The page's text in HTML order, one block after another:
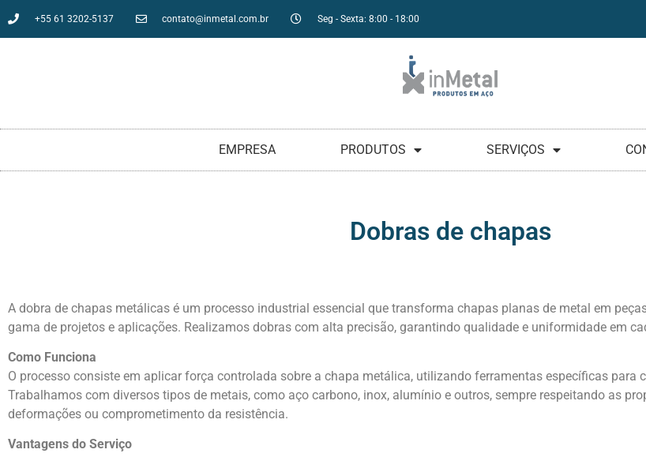
+55 61 3202-5137 contato@inmetal.com.br Seg - Sexta: 8:00 - 18:00
EMPRESA PRODUTOS SERVIÇOS
Dobras de chapas
A dobra de chapas metálicas é um processo industrial essencial que transforma chapas planas de metal em
gama de projetos e aplicações. Realizamos dobras com alta precisão, garantindo qualidade e uniformidade em
Como Funciona
O processo consiste em aplicar força controlada sobre a chapa metálica, utilizando ferramentas específicas para
Trabalhamos com diversos tipos de metais, como aço carbono, inox, alumínio e outros, sempre respeitando as
deformações ou comprometimento da resistência.
Vantagens do Serviço